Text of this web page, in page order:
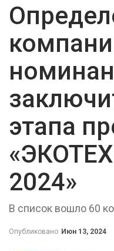
этапа
2024»
В список вошло 60
Опубликовано Июн 13, 2024